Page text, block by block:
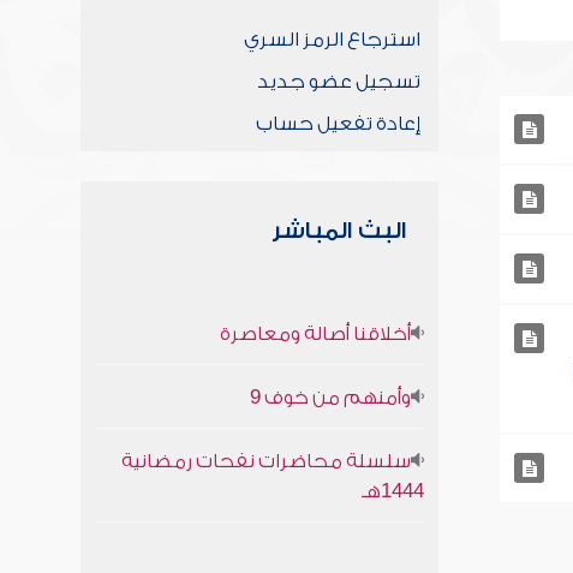
استرجاع الرمز السري
تسجيل عضو جديد
إعادة تفعيل حساب
البث المباشر
أخلاقنا أصالة ومعاصرة
وأمنهم من خوف 9
سلسلة محاضرات نفحات رمضانية
1444هـ